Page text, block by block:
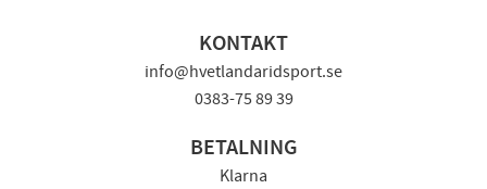
KONTAKT
info@hvetlandaridsport.se
0383-75 89 39
BETALNING
Klarna